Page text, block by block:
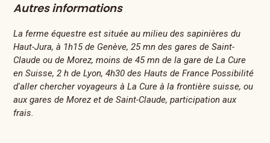
Autres informations
La ferme équestre est située au milieu des sapinières du
Haut-Jura, à 1h15 de Genève, 25 mn des gares de Saint-
Claude ou de Morez, moins de 45 mn de la gare de La Cure
en Suisse, 2 h de Lyon, 4h30 des Hauts de France Possibilité
d'aller chercher voyageurs à La Cure à la frontière suisse, ou
aux gares de Morez et de Saint-Claude, participation aux
frais.